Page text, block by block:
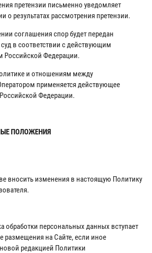
претензии письменно уведомляет
о результатах рассмотрения претензии.
соглашения спор будет передан
в соответствии с действующим
Российской Федерации.
и отношениям между
применяется действующее
Федерации.
ПОЛОЖЕНИЯ
вносить изменения в настоящую Политику
обработки персональных данных вступает
размещения на Сайте, если иное
редакцией Политики